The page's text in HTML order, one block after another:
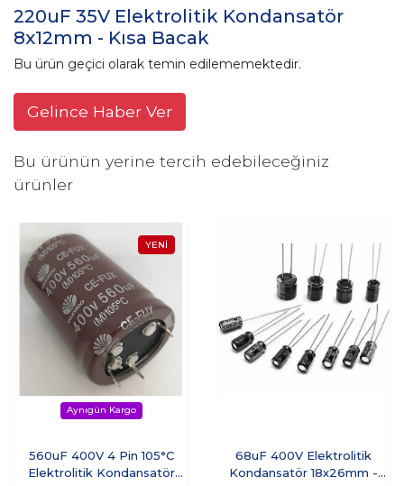
220uF 35V Elektrolitik Kondansatör
8x12mm - Kısa Bacak
Bu ürün geçici olarak temin edilememektedir.
Gelince Haber Ver
Bu ürünün yerine tercih edebileceğiniz
ürünler
560uF 400V 4 Pin 105°C
Elektrolitik Kondansatör
68uF 400V Elektrolitik
Kondansatör 18x26mm -